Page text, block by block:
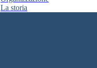
La storia